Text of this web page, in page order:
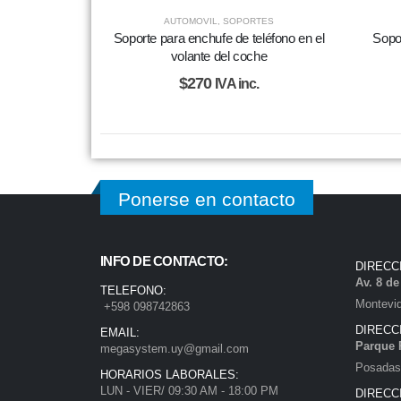
AUTOMOVIL, SOPORTES
Soporte para enchufe de teléfono en el
volante del coche
$270 IVA inc.
Ponerse en contacto
INFO DE CONTACTO:
TELEFONO:
+598 098742863
EMAIL:
megasystem.uy@gmail.com
HORARIOS LABORALES:
LUN - VIER/ 09:30 AM - 18:00 PM
Av. 8
Parque